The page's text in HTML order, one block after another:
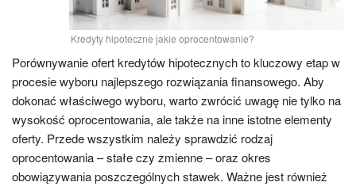
Kredyty hipoteczne jakie oprocentowanie?
Porównywanie ofert kredytów hipotecznych to kluczowy etap w
procesie wyboru najlepszego rozwiązania finansowego. Aby
dokonać właściwego wyboru, warto zwrócić uwagę nie tylko na
wysokość oprocentowania, ale także na inne istotne elementy
oferty. Przede wszystkim należy sprawdzić rodzaj
oprocentowania – stałe czy zmienne – oraz okres
obowiązywania poszczególnych stawek. Ważne jest również